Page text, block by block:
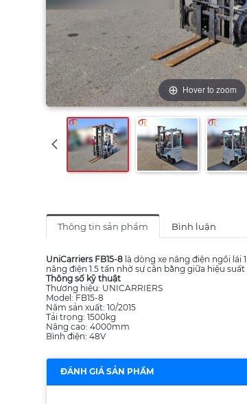
Hover to zoom
Thông tin sản phẩm Bình luận
UniCarriers FB15-8 là dòng xe nâng điện ngồi lái
nâng điện 1.5 tấn nhờ sự cân bằng giữa hiệu
Thông số kỹ thuật
Thương hiệu: UNICARRIERS
Model: FB15-8
Năm sản xuất: 10/2015
Tải trọng: 1500kg
Nâng cao: 4000mm
Bình điện: 48V
ĐÁNH GIÁ SẢN PHẨM